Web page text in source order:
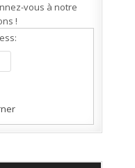
vous à notre
!